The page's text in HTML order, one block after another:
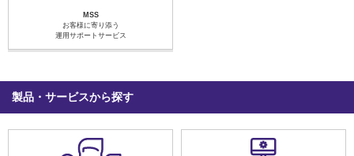
MSS
お客様に寄り添う
運用サポートサービス
製品・サービスから探す